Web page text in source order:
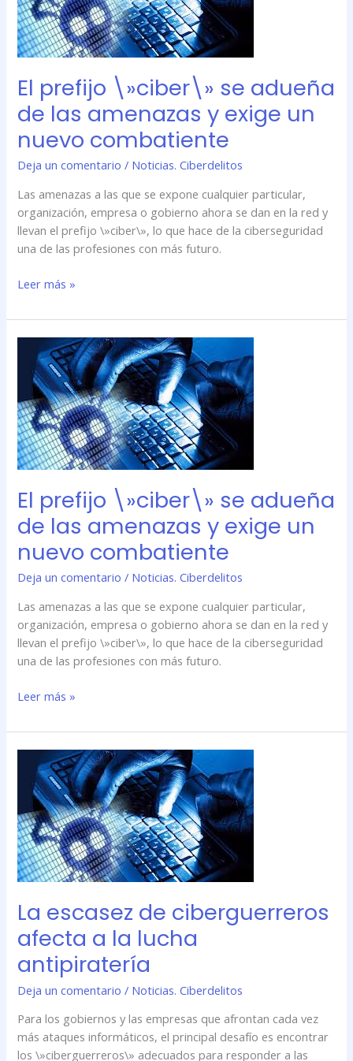
El prefijo \»ciber\» se adueña
de las amenazas y exige un
nuevo combatiente
Deja un comentario / Noticias. Ciberdelitos
Las amenazas a las que se expone cualquier particular,
organización, empresa o gobierno ahora se dan en la red y
llevan el prefijo \»ciber\», lo que hace de la ciberseguridad
una de las profesiones con más futuro.
adueña
de
las
amenazas
y
exige
un
nuevo
combatiente
Leer más »
El prefijo \»ciber\» se adueña
de las amenazas y exige un
nuevo combatiente
Deja un comentario / Noticias. Ciberdelitos
Las amenazas a las que se expone cualquier particular,
organización, empresa o gobierno ahora se dan en la red y
llevan el prefijo \»ciber\», lo que hace de la ciberseguridad
una de las profesiones con más futuro.
prefijo
\»ciber\»
se
adueña
de
las
amenazas
y
exige
un
nuevo
combatiente
Leer más »
La escasez de ciberguerreros
afecta a la lucha
antipiratería
Deja un comentario / Noticias. Ciberdelitos
Para los gobiernos y las empresas que afrontan cada vez
más ataques informáticos, el principal desafío es encontrar
los \»ciberguerreros\» adecuados para responder a las
escasez
ciberguerreros
afecta
a
la
lucha
antipiratería